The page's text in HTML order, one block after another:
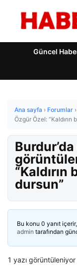
Güncel
Ana sayfa › Forumlar ›
Özgür Özel: “Kaldırın
“Kaldırın
dursun”
Bu konu 0 yanıt
admin tarafından
1 yazı